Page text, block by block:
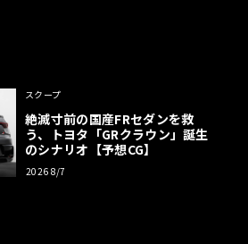
スクープ
絶滅寸前の国産FRセダンを救
う、トヨタ「GRクラウン」誕生
のシナリオ【予想CG】
2026 8/7